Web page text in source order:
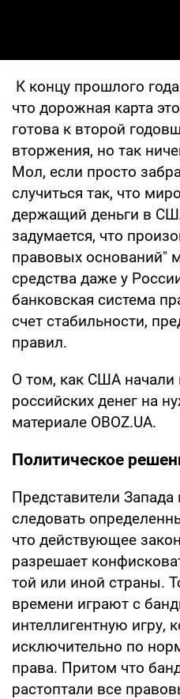
К концу прошлого
что дорожная карта
готова к второй
вторжения, но так
Мол, если просто
случиться так, что
держащий деньги в
задумается, что
правовых оснований"
средства даже у
банковская система
счет стабильности,
правил.
О том, как США начали
российских денег на
материале OBOZ.UA.
Политическое
Представители
следовать
что действующее
разрешает
той или иной страны.
времени играют с
интеллигентную игру,
исключительно по
права. Притом что
растоптали все